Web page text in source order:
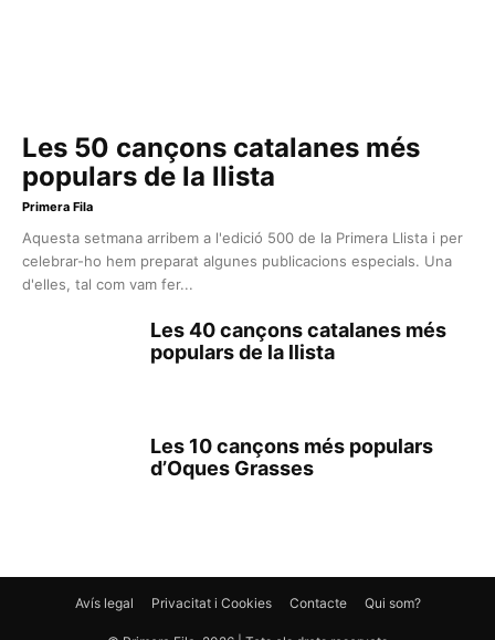
Les 50 cançons catalanes més
populars de la llista
Primera Fila
Aquesta setmana arribem a l'edició 500 de la Primera Llista i per
celebrar-ho hem preparat algunes publicacions especials. Una
d'elles, tal com vam fer...
Les 40 cançons catalanes més
populars de la llista
Les 10 cançons més populars
d’Oques Grasses
Avís legal Privacitat i Cookies Contacte Qui som?